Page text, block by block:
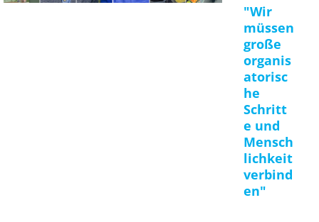
"Wir
müssen
große
organis
atorisc
he
Schritt
e und
Mensch
lichkeit
verbind
en"